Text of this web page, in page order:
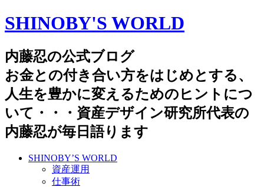
SHINOBY'S WORLD
内藤忍の公式ブログ
お金との付き合い方をはじめとする、
人生を豊かに変えるためのヒントにつ
いて・・・資産デザイン研究所代表の
内藤忍が毎日語ります
SHINOBY’S WORLD
資産運用
仕事術